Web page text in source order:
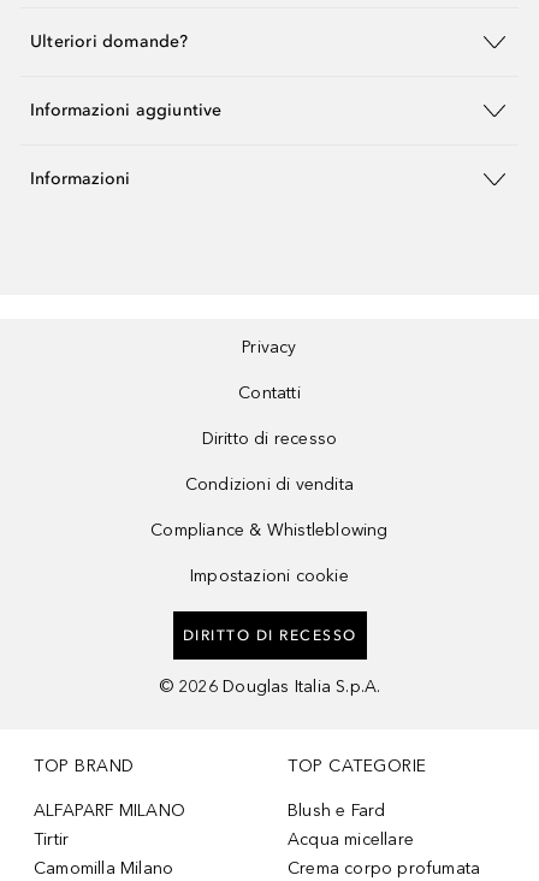
Ulteriori domande?
Informazioni aggiuntive
Informazioni
Privacy
Contatti
Diritto di recesso
Condizioni di vendita
Compliance & Whistleblowing
Impostazioni cookie
DIRITTO DI RECESSO
© 2026 Douglas Italia S.p.A.
TOP BRAND
ALFAPARF MILANO
Tirtir
Camomilla Milano
TOP CATEGORIE
Blush e Fard
Acqua micellare
Crema corpo profumata